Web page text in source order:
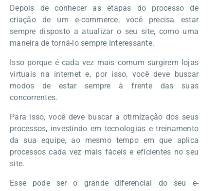
Depois de conhecer as etapas do processo de
criação de um e-commerce, você precisa estar
sempre disposto a atualizar o seu site, como uma
maneira de torná-lo sempre interessante.
Isso porque é cada vez mais comum surgirem lojas
virtuais na internet e, por isso, você deve buscar
modos de estar sempre à frente das suas
concorrentes.
Para isso, você deve buscar a otimização dos seus
processos, investindo em tecnologias e treinamento
da sua equipe, ao mesmo tempo em que aplica
processos cada vez mais fáceis e eficientes no seu
site.
Esse pode ser o grande diferencial do seu e-